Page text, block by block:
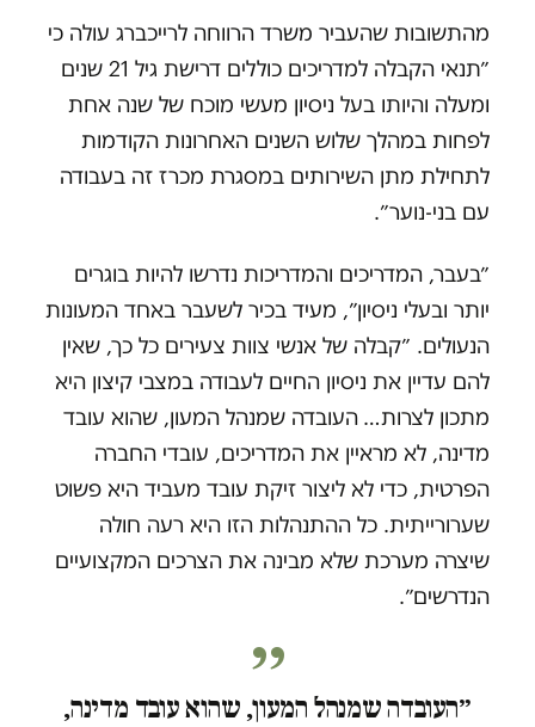
מהתשובות שהעביר משרד הרווחה לרייכברג עולה כי
״תנאי הקבלה למדריכים כוללים דרישת גיל 21 שנים
ומעלה והיותו בעל ניסיון מעשי מוכח של שנה אחת
לפחות במהלך שלוש השנים האחרונות הקודמות
לתחילת מתן השירותים במסגרת מכרז זה בעבודה
עם בני-נוער״.
״בעבר, המדריכים והמדריכות נדרשו להיות בוגרים
יותר ובעלי ניסיון״, מעיד בכיר לשעבר באחד המעונות
הנעולים. ״קבלה של אנשי צוות צעירים כל כך, שאין
להם עדיין את ניסיון החיים לעבודה במצבי קיצון היא
מתכון לצרות… העובדה שמנהל המעון, שהוא עובד
מדינה, לא מראיין את המדריכים, עובדי החברה
הפרטית, כדי לא ליצור זיקת עובד מעביד היא פשוט
שערורייתית. כל ההתנהלות הזו היא רעה חולה
שיצרה מערכת שלא מבינה את הצרכים המקצועיים
הנדרשים״.
״העובדה שמנהל המעון, שהוא עובד מדינה,